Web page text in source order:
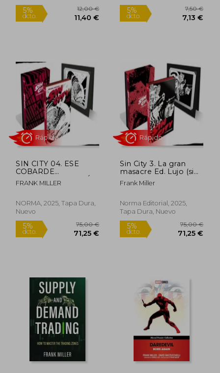
5%
dcto.
75,00 €
71,25 €
5%
dcto. 9,90
5%
dcto.
5%
dcto.
SIN CITY 04. ESE
COBARDE
BASTARDO (EDICIÓN
DE LUJO)
FRANK MILLER
NORMA, 2025, Tapa Dura,
Nuevo
Sin City 3. La gran
masacre Ed. Lujo (sin
derecho a
devolución) (en
Frank Miller
Norma Editorial, 2025,
Tapa Dura, Nuevo